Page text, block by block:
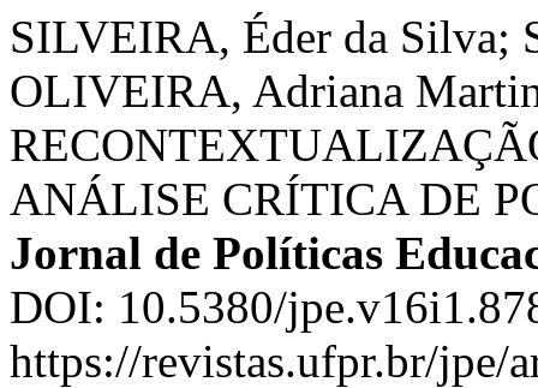
SILVEIRA, Éder da Silva;
OLIVEIRA, Adriana
ANÁLISE CRÍTICA DE
Jornal de Políticas
DOI: 10.5380/
https://revistas.ufpr.br/jpe/